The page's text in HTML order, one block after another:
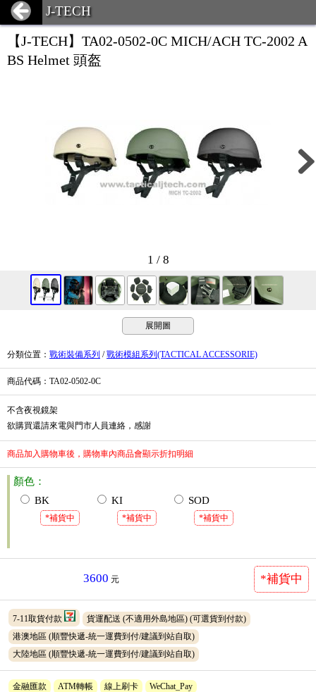
J-TECH
【J-TECH】TA02-0502-0C MICH/ACH TC-2002 A
BS Helmet 頭盔
1 / 8
展開圖
分類位置 ： 戰術裝備系列 /戰術模組系列(TACTICAL ACCESSORIE)
商品代碼 ：TA02-0502-0C
不含夜視鏡架
欲購買還請來電與門市人員連絡，感謝
商品加入購物車後，購物車內商品會顯示折扣明細
顏色：
BK
*補貨中
KI
*補貨中
SOD
*補貨中
3600 元 *補貨中
7-11取貨付款 貨運配送 (不適用外島地區) (可選貨到付款)
港澳地區 (順豐快遞-統一運費到付/建議到站自取)
大陸地區 (順豐快遞-統一運費到付/建議到站自取)
金融匯款 ATM轉帳 線上刷卡 WeChat_Pay